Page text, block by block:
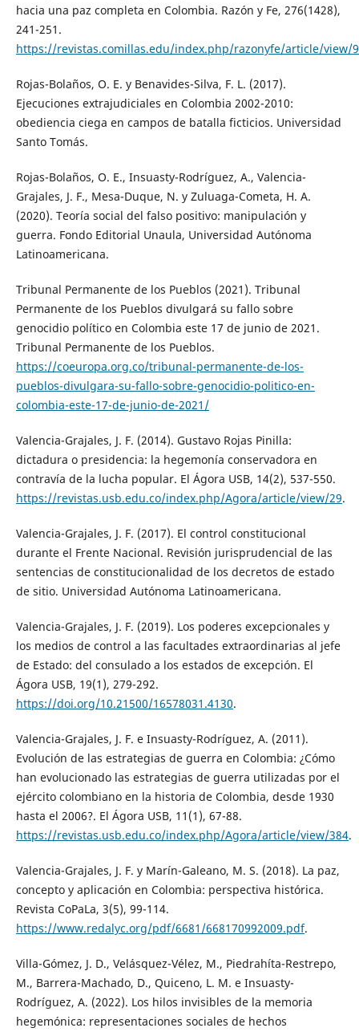
hacia una paz completa en Colombia. Razón y Fe, 276(1428),
241-251.
https://revistas.comillas.edu/index.php/razonyfe/article/view/
Rojas-Bolaños, O. E. y Benavides-Silva, F. L. (2017).
Ejecuciones extrajudiciales en Colombia 2002-2010:
obediencia ciega en campos de batalla ficticios. Universidad
Santo Tomás.
Rojas-Bolaños, O. E., Insuasty-Rodríguez, A., Valencia-
Grajales, J. F., Mesa-Duque, N. y Zuluaga-Cometa, H. A.
(2020). Teoría social del falso positivo: manipulación y
guerra. Fondo Editorial Unaula, Universidad Autónoma
Latinoamericana.
Tribunal Permanente de los Pueblos (2021). Tribunal
Permanente de los Pueblos divulgará su fallo sobre
genocidio político en Colombia este 17 de junio de 2021.
Tribunal Permanente de los Pueblos.
https://coeuropa.org.co/tribunal-permanente-de-los-
pueblos-divulgara-su-fallo-sobre-genocidio-politico-en-
colombia-este-17-de-junio-de-2021/
Valencia-Grajales, J. F. (2014). Gustavo Rojas Pinilla:
dictadura o presidencia: la hegemonía conservadora en
contravía de la lucha popular. El Ágora USB, 14(2), 537-550.
https://revistas.usb.edu.co/index.php/Agora/article/view/29.
Valencia-Grajales, J. F. (2017). El control constitucional
durante el Frente Nacional. Revisión jurisprudencial de las
sentencias de constitucionalidad de los decretos de estado
de sitio. Universidad Autónoma Latinoamericana.
Valencia-Grajales, J. F. (2019). Los poderes excepcionales y
los medios de control a las facultades extraordinarias al jefe
de Estado: del consulado a los estados de excepción. El
Ágora USB, 19(1), 279-292.
https://doi.org/10.21500/16578031.4130.
Valencia-Grajales, J. F. e Insuasty-Rodríguez, A. (2011).
Evolución de las estrategias de guerra en Colombia: ¿Cómo
han evolucionado las estrategias de guerra utilizadas por el
ejército colombiano en la historia de Colombia, desde 1930
hasta el 2006?. El Ágora USB, 11(1), 67-88.
https://revistas.usb.edu.co/index.php/Agora/article/view/384.
Valencia-Grajales, J. F. y Marín-Galeano, M. S. (2018). La paz,
concepto y aplicación en Colombia: perspectiva histórica.
Revista CoPaLa, 3(5), 99-114.
https://www.redalyc.org/pdf/6681/668170992009.pdf.
Villa-Gómez, J. D., Velásquez-Vélez, M., Piedrahíta-Restrepo,
M., Barrera-Machado, D., Quiceno, L. M. e Insuasty-
Rodríguez, A. (2022). Los hilos invisibles de la memoria
hegemónica: representaciones sociales de hechos